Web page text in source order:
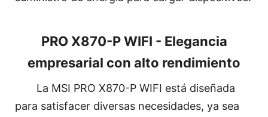
PRO X870-P WIFI - Elegancia
empresarial con alto rendimiento
La MSI PRO X870-P WIFI está diseñada
para satisfacer diversas necesidades, ya sea